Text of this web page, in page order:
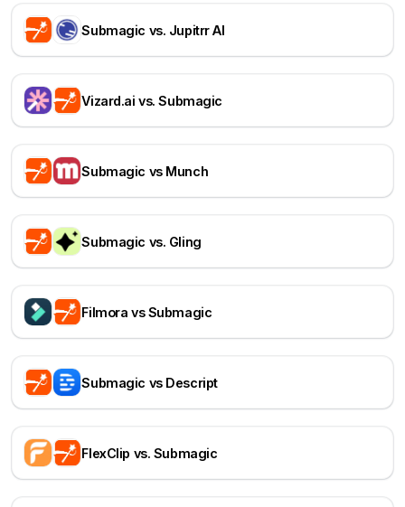
Submagic vs. Jupitrr AI
Vizard.ai vs. Submagic
Submagic vs Munch
Submagic vs. Gling
Filmora vs Submagic
Submagic vs Descript
FlexClip vs. Submagic